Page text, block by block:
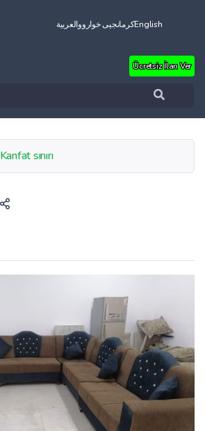
العربيةکرمانجیی خوارووEnglish
Ücretsiz İlan Ver
Kanfat sınırı